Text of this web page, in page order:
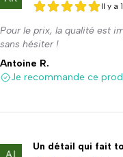
5 sur 5
5 sur 5
Il y a
Pour le prix, la qualité est
sans hésiter !
Antoine R.
Je recommande ce
Un détail qui fait